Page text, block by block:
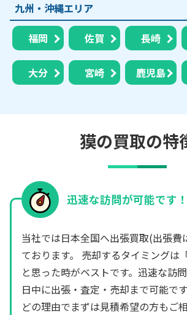
九州・沖縄エリア
福岡 佐賀 長崎
大分 宮崎 鹿児島
獏の買取の特
迅速な訪問が可能です！
当社では日本全国へ出張買取(出張費
ております。 売却するタイミングは
と思った時がベストです。迅速な訪
日中に出張・査定・売却まで可能で
どの理由でまずは見積希望の方もご